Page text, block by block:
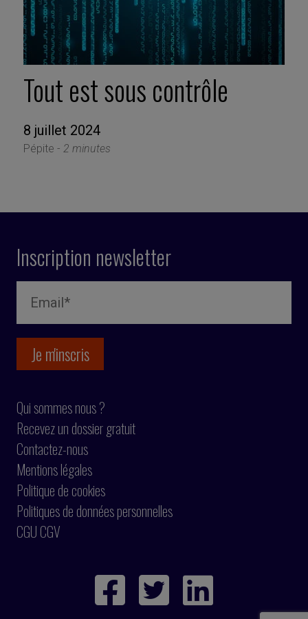
Tout est sous contrôle
8 juillet 2024
Pépite - 2 minutes
Inscription newsletter
Qui sommes nous ?
Recevez un dossier gratuit
Contactez-nous
Mentions légales
Politique de cookies
Politiques de données personnelles
CGU CGV